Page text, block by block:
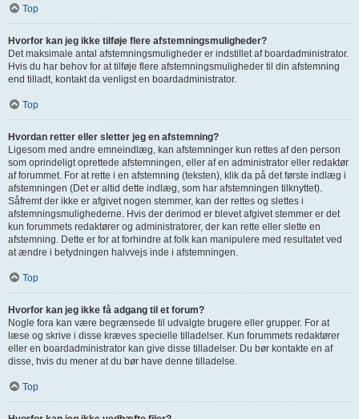
Top
Hvorfor kan jeg ikke tilføje flere afstemningsmuligheder?
Det maksimale antal afstemningsmuligheder er indstillet af boardadministrator.
Hvis du har behov for at tilføje flere afstemningsmuligheder til din afstemning
end tilladt, kontakt da venligst en boardadministrator.
Top
Hvordan retter eller sletter jeg en afstemning?
Ligesom med andre emneindlæg, kan afstemninger kun rettes af den person
som oprindeligt oprettede afstemningen, eller af en administrator eller redaktør
af forummet. For at rette i en afstemning (teksten), klik da på det første indlæg i
afstemningen (Det er altid dette indlæg, som har afstemningen tilknyttet).
Såfremt der ikke er afgivet nogen stemmer, kan der rettes og slettes i
afstemningsmulighederne. Hvis der derimod er blevet afgivet stemmer er det
kun forummets redaktører og administratorer, der kan rette eller slette en
afstemning. Dette er for at forhindre at folk kan manipulere med resultatet ved
at ændre i betydningen halvvejs inde i afstemningen.
Top
Hvorfor kan jeg ikke få adgang til et forum?
Nogle fora kan være begrænsede til udvalgte brugere eller grupper. For at
læse og skrive i disse kræves specielle tilladelser. Kun forummets redaktører
eller en boardadministrator kan give disse tilladelser. Du bør kontakte en af
disse, hvis du mener at du bør have denne tilladelse.
Top